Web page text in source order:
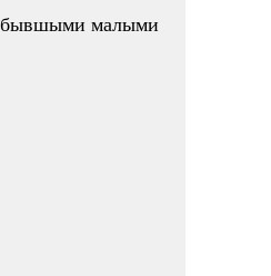
бывшыми малыми